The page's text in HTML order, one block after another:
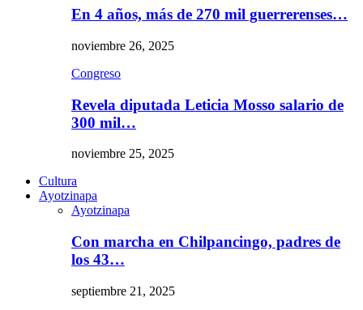
En 4 años, más de 270 mil guerrerenses…
noviembre 26, 2025
Congreso
Revela diputada Leticia Mosso salario de
300 mil…
noviembre 25, 2025
Cultura
Ayotzinapa
Ayotzinapa
Con marcha en Chilpancingo, padres de
los 43…
septiembre 21, 2025